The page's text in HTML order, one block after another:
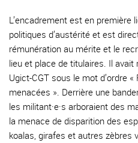
L’encadrement est en
politiques d’austérité et est
rémunération au mérite et le
lieu et place de titulaires. Il
Ugict-CGT sous le mot d’ordre
menacées ». Derrière une
les militant·e·s arboraient des
la menace de disparition des
koalas, girafes et autres zèbres